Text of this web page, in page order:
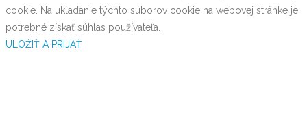
cookie. Na ukladanie týchto súborov cookie na webovej stránke je
potrebné získať súhlas používateľa.
ULOŽIŤ A PRIJAŤ